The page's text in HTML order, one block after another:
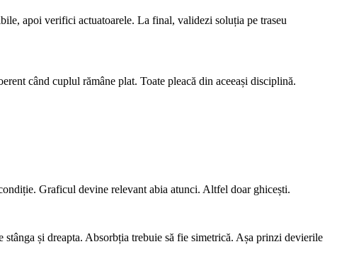
apoi verifici actuatoarele. La final, validezi soluția pe traseu
când cuplul rămâne plat. Toate pleacă din aceeași disciplină.
Graficul devine relevant abia atunci. Altfel doar ghicești.
și dreapta. Absorbția trebuie să fie simetrică. Așa prinzi devierile